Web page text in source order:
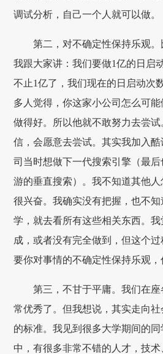
调试分析，自己一个人就可以做。
第二，对不确定性保持乐观。
我跟大家讲：我们要做1亿的日启
不止1亿了，我们现在的日启动次
多人觉得，你这家小公司怎么可
做得好。所以他就不敢努力去尝
信，会愿意去尝试。其实我加入
司当时想做下一代搜索引擎（最
游的垂直搜索）。我不知道其他
很兴奋。我确实没有把握，也不
学，就去看所有这些相关东西。
成，或者没有完全做到，但这个
要你对事情的不确定性保持乐观，
第三，不甘于平庸。我们在
常优秀了。但我想说，其实走向
的标准。我见到很多大学期间的
中，有很多非常不错的人才，技